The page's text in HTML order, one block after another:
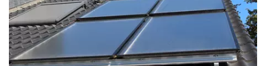
Adresgegevens
Ook interessant?